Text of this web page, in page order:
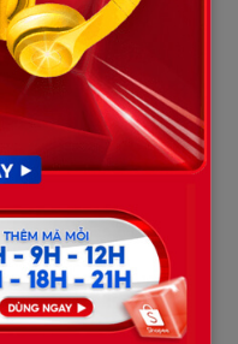
chí Lê Văn Thắng
dừng lại thanh xuân ở
sâu sắc nhất tới gia đình,
chí! Nụ cười hiền toả
mãi trong lòng khán giả,
tâm và giúp đỡ đồng
Sao Nhập Ngũ. Xin